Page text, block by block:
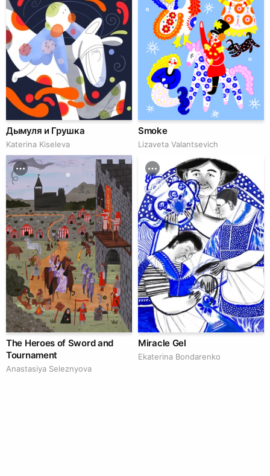
Дымуля и Грушка
Katerina Kiseleva
Smoke
Lizaveta Valantsevich
The Heroes of Sword and
Tournament
Anastasiya Seleznyova
Miracle Gel
Ekaterina Bondarenko